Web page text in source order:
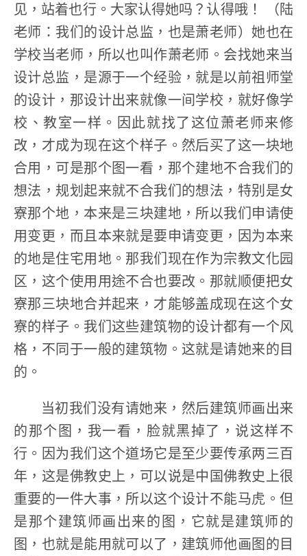
见，站着也行。大家认得她吗？认得哦！ （陆
老师：我们的设计总监，也是萧老师）她也在
学校当老师，所以也叫作萧老师。会找她来当
设计总监，是源于一个经验，就是以前祖师堂
的设计，那设计出来就像一间学校，就好像学
校、教室一样。因此就找了这位萧老师来修
改，才成为现在这个样子。然后买了这一块地
合用，可是那个图一看，那个建地不合我们的
想法，规划起来就不合我们的想法，特别是女
寮那个地，本来是三块建地，所以我们申请使
用变更，而且本来就是要申请变更，因为本来
的地是住宅用地。那我们现在作为宗教文化园
区，这个使用用途不合也要改。那就顺便把女
寮那三块地合并起来，才能够盖成现在这个女
寮的样子。我们这些建筑物的设计都有一个风
格，不同于一般的建筑物。这就是请她来的目
的。
当初我们没有请她来，然后建筑师画出来
的那个图，我一看，脸就黑掉了，说这样不
行。因为我们这个道场它是至少要传承两三百
年，这是佛教史上，可以说是中国佛教史上很
重要的一件大事，所以这个设计不能马虎。但
是那个建筑师画出来的图，它就是建筑师的
图，也就是能用就可以了，建筑师他画图的目